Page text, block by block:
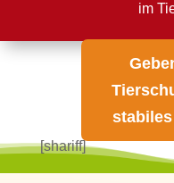
im
[shariff]